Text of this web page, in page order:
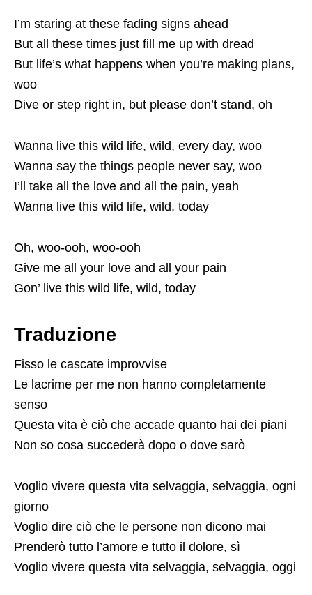
I’m staring at these fading signs ahead
But all these times just fill me up with dread
But life’s what happens when you’re making plans,
woo
Dive or step right in, but please don’t stand, oh
Wanna live this wild life, wild, every day, woo
Wanna say the things people never say, woo
I’ll take all the love and all the pain, yeah
Wanna live this wild life, wild, today
Oh, woo-ooh, woo-ooh
Give me all your love and all your pain
Gon’ live this wild life, wild, today
Traduzione
Fisso le cascate improvvise
Le lacrime per me non hanno completamente
senso
Questa vita è ciò che accade quanto hai dei piani
Non so cosa succederà dopo o dove sarò
Voglio vivere questa vita selvaggia, selvaggia, ogni
giorno
Voglio dire ciò che le persone non dicono mai
Prenderò tutto l’amore e tutto il dolore, sì
Voglio vivere questa vita selvaggia, selvaggia, oggi